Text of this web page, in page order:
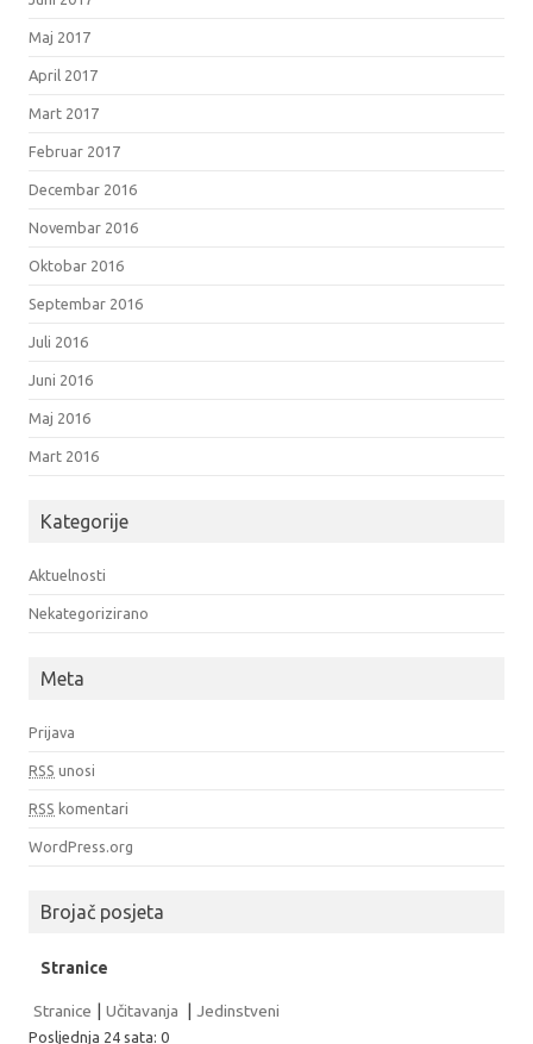
Maj 2017
April 2017
Mart 2017
Februar 2017
Decembar 2016
Novembar 2016
Oktobar 2016
Septembar 2016
Juli 2016
Juni 2016
Maj 2016
Mart 2016
Kategorije
Aktuelnosti
Nekategorizirano
Meta
Prijava
RSS unosi
RSS komentari
WordPress.org
Brojač posjeta
Stranice
Stranice | Učitavanja | Jedinstveni
Posljednja 24 sata: 0